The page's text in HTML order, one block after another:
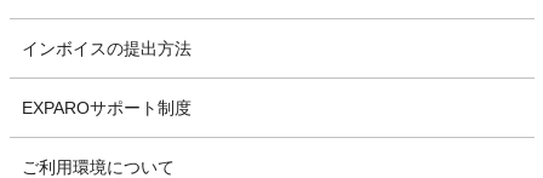
インボイスの提出方法
EXPAROサポート制度
ご利用環境について